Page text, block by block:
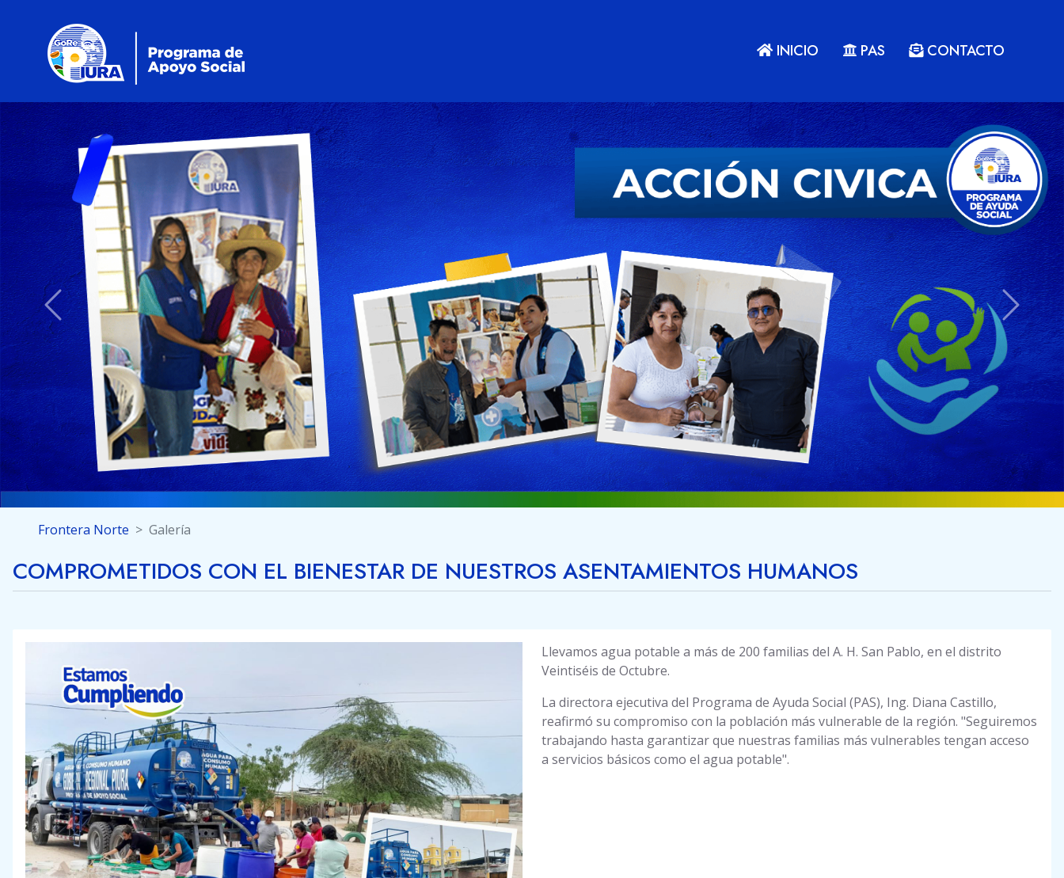
INICIO PAS CONTACTO
Previous Next
Frontera Norte Galería
COMPROMETIDOS CON EL BIENESTAR DE NUESTROS ASENTAMIENTOS HUMANOS
Llevamos agua potable a más de 200 familias del A. H. San Pablo, en el distrito
Veintiséis de Octubre.
La directora ejecutiva del Programa de Ayuda Social (PAS), Ing. Diana Castillo,
reafirmó su compromiso con la población más vulnerable de la región. "Seguiremos
trabajando hasta garantizar que nuestras familias más vulnerables tengan acceso
a servicios básicos como el agua potable".